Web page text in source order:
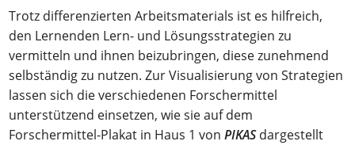
Trotz differenzierten Arbeitsmaterials ist es hilfreich,
den Lernenden Lern- und Lösungsstrategien zu
vermitteln und ihnen beizubringen, diese zunehmend
selbständig zu nutzen. Zur Visualisierung von Strategien
lassen sich die verschiedenen Forschermittel
unterstützend einsetzen, wie sie auf dem
Forschermittel-Plakat in Haus 1 vonPIKASdargestellt